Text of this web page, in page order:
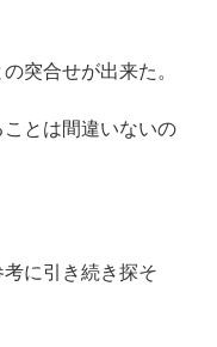
突合せが出来た。
とは間違いないの
に引き続き探そ